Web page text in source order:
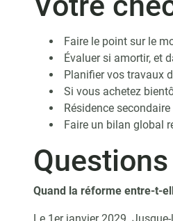
Faire le point sur le
Évaluer si amortir, et
Planifier vos travaux
Si vous achetez
Résidence
Faire un bilan global
Quand la réforme entre-t-